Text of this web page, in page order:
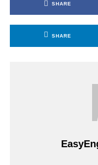
SHARE
SHARE